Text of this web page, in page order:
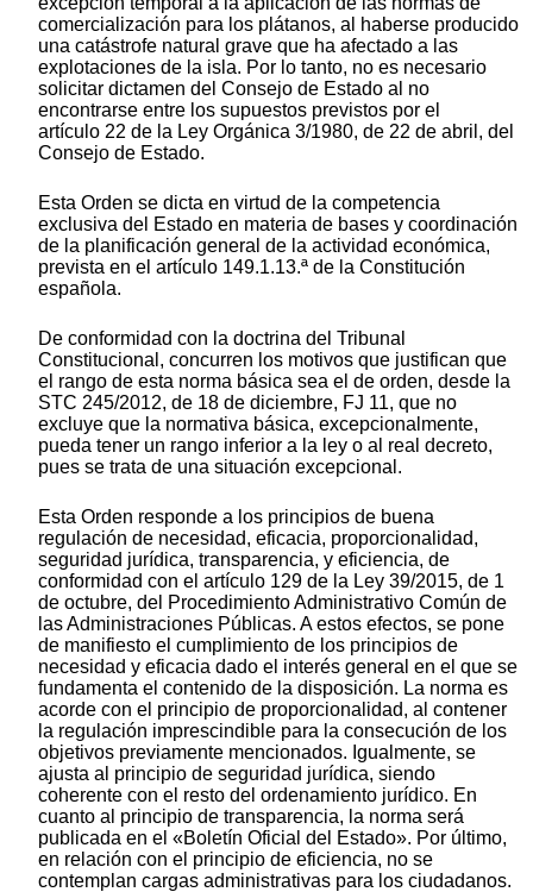
comercialización para los plátanos, al haberse producido
una catástrofe natural grave que ha afectado a las
explotaciones de la isla. Por lo tanto, no es necesario
solicitar dictamen del Consejo de Estado al no
encontrarse entre los supuestos previstos por el
artículo 22 de la Ley Orgánica 3/1980, de 22 de abril, del
Consejo de Estado.
Esta Orden se dicta en virtud de la competencia
exclusiva del Estado en materia de bases y coordinación
de la planificación general de la actividad económica,
prevista en el artículo 149.1.13.ª de la Constitución
española.
De conformidad con la doctrina del Tribunal
Constitucional, concurren los motivos que justifican que
el rango de esta norma básica sea el de orden, desde la
STC 245/2012, de 18 de diciembre, FJ 11, que no
excluye que la normativa básica, excepcionalmente,
pueda tener un rango inferior a la ley o al real decreto,
pues se trata de una situación excepcional.
Esta Orden responde a los principios de buena
regulación de necesidad, eficacia, proporcionalidad,
seguridad jurídica, transparencia, y eficiencia, de
conformidad con el artículo 129 de la Ley 39/2015, de 1
de octubre, del Procedimiento Administrativo Común de
las Administraciones Públicas. A estos efectos, se pone
de manifiesto el cumplimiento de los principios de
necesidad y eficacia dado el interés general en el que se
fundamenta el contenido de la disposición. La norma es
acorde con el principio de proporcionalidad, al contener
la regulación imprescindible para la consecución de los
objetivos previamente mencionados. Igualmente, se
ajusta al principio de seguridad jurídica, siendo
coherente con el resto del ordenamiento jurídico. En
cuanto al principio de transparencia, la norma será
publicada en el «Boletín Oficial del Estado». Por último,
en relación con el principio de eficiencia, no se
contemplan cargas administrativas para los ciudadanos.